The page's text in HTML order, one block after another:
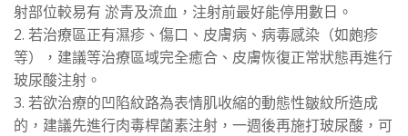
射部位較易有 淤青及流血，注射前最好能停用數日。
2. 若治療區正有濕疹、傷口、皮膚病、病毒感染（如皰疹
等），建議等治療區域完全癒合、皮膚恢復正常狀態再進行
玻尿酸注射。
3. 若欲治療的凹陷紋路為表情肌收縮的動態性皺紋所造成
的，建議先進行肉毒桿菌素注射，一週後再施打玻尿酸，可